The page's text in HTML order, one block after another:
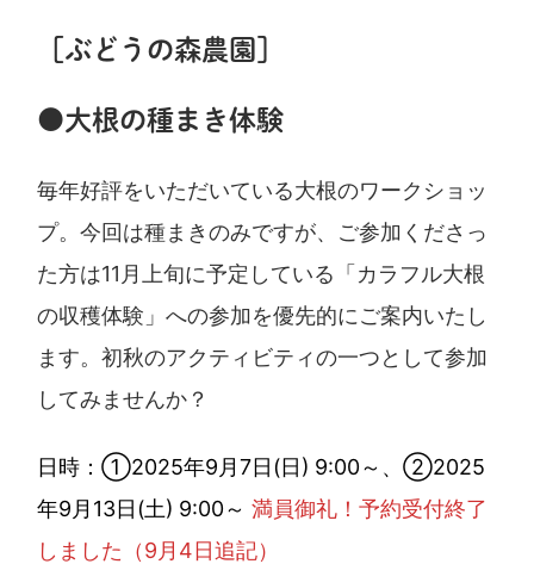
［ぶどうの森農園］
●大根の種まき体験
毎年好評をいただいている大根のワークショッ
プ。今回は種まきのみですが、ご参加くださっ
た方は11月上旬に予定している「カラフル大根
の収穫体験」への参加を優先的にご案内いたし
ます。初秋のアクティビティの一つとして参加
してみませんか？
日時：①2025年9月7日(日) 9:00～、➁2025
年9月13日(土) 9:00～ 満員御礼！予約受付終了
しました（9月4日追記）